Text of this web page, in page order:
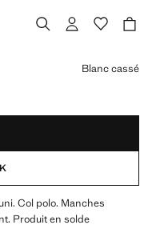
Blanc cassé
Col polo. Manches
Produit en solde